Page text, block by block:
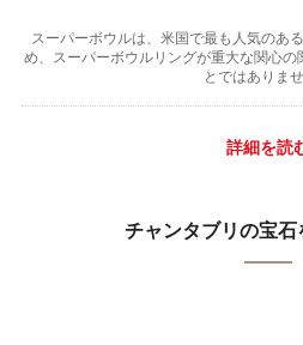
スーパーボウルは、米国で最も人気のあ
め、スーパーボウルリングが重大な関心の
とではありませ
詳細を読
チャンタブリの宝